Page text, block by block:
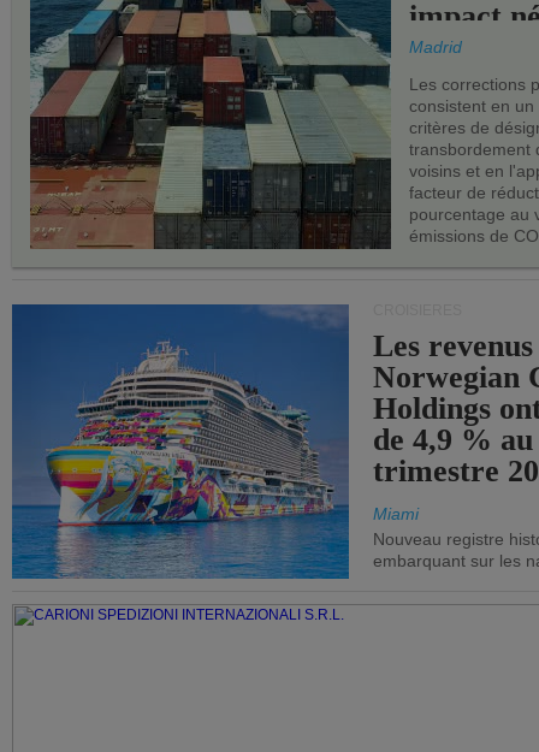
impact
les ports
Madrid
Les corrections
consistent en
critères de
transbordement
voisins et en
facteur de
pourcentage au
émissions de
Les
Norwegian
Holdings
de 4,9 %
trimestre
Miami
Nouveau registre
embarquant sur les